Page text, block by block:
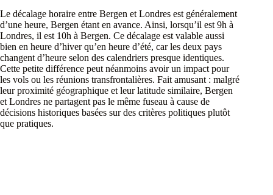
Le décalage horaire entre Bergen et Londres est généralement
d’une heure, Bergen étant en avance. Ainsi, lorsqu’il est 9h à
Londres, il est 10h à Bergen. Ce décalage est valable aussi
bien en heure d’hiver qu’en heure d’été, car les deux pays
changent d’heure selon des calendriers presque identiques.
Cette petite différence peut néanmoins avoir un impact pour
les vols ou les réunions transfrontalières. Fait amusant : malgré
leur proximité géographique et leur latitude similaire, Bergen
et Londres ne partagent pas le même fuseau à cause de
décisions historiques basées sur des critères politiques plutôt
que pratiques.